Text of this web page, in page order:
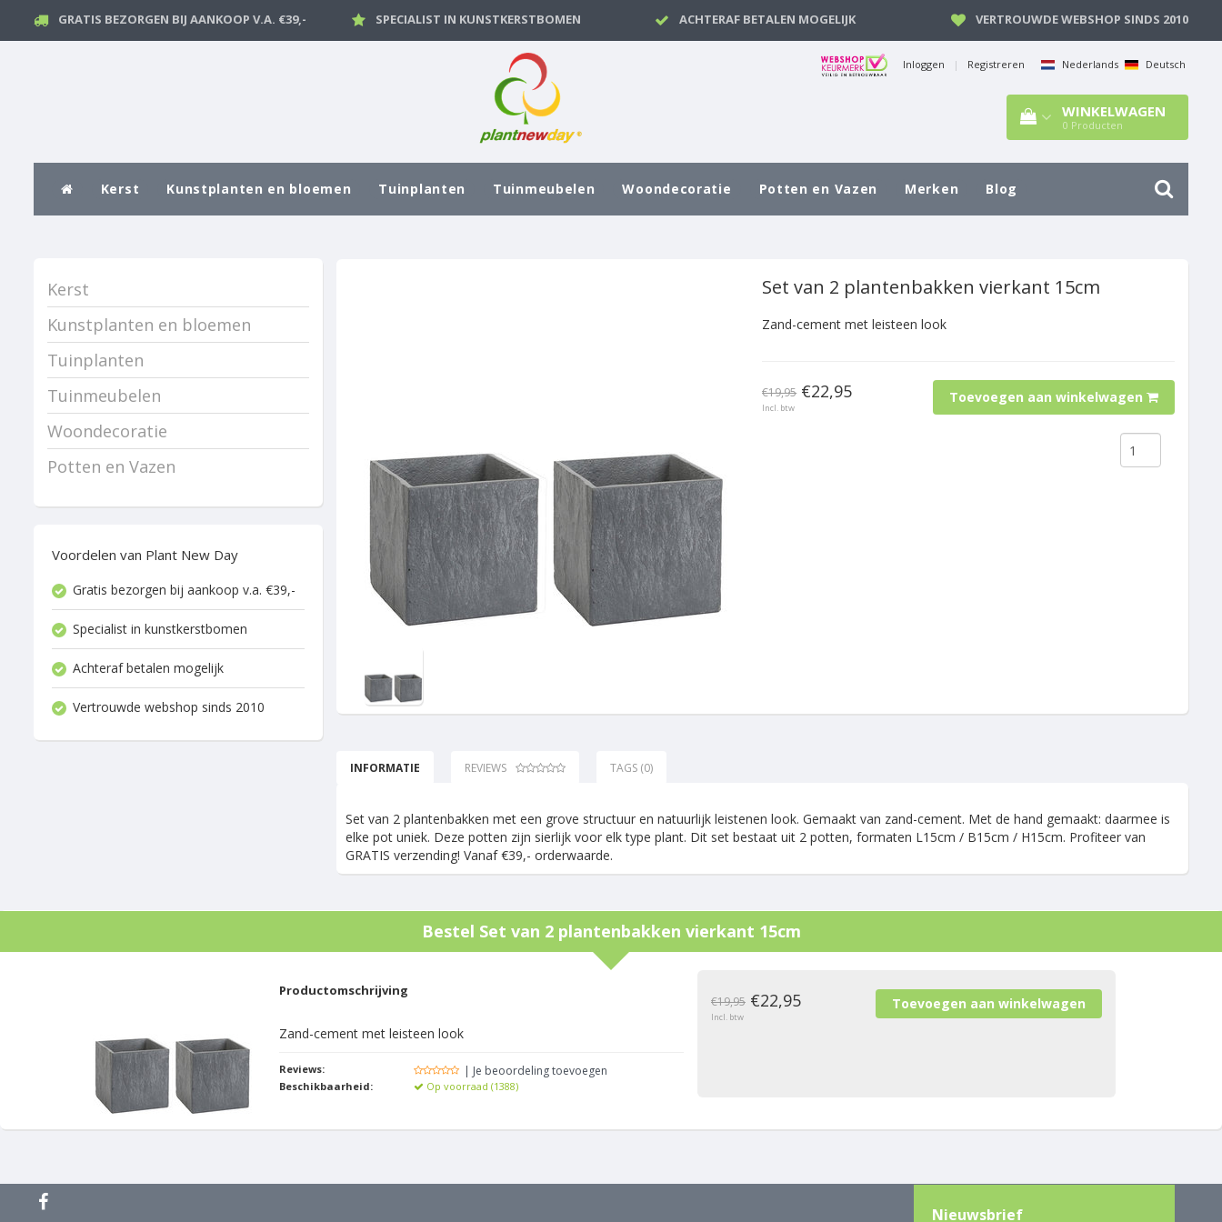
GRATIS BEZORGEN BIJ AANKOOP V.A. €39,- SPECIALIST IN KUNSTKERSTBOMEN ACHTERAF BETALEN MOGELIJK VERTROUWDE WEBSHOP SINDS 2010
Inloggen | Registreren Nederlands Deutsch
WINKELWAGEN
0 Producten
Kerst Kunstplanten en bloemen Tuinplanten Tuinmeubelen Woondecoratie Potten en Vazen Merken Blog
Kerst
Kunstplanten en bloemen
Tuinplanten
Tuinmeubelen
Woondecoratie
Potten en Vazen
Voordelen van Plant New Day
Gratis bezorgen bij aankoop v.a. €39,-
Specialist in kunstkerstbomen
Achteraf betalen mogelijk
Vertrouwde webshop sinds 2010
Set van 2 plantenbakken vierkant 15cm
Zand-cement met leisteen look
€19,95 €22,95
Incl. btw
Toevoegen aan winkelwagen
INFORMATIE REVIEWS TAGS (0)
Set van 2 plantenbakken met een grove structuur en natuurlijk leistenen look. Gemaakt van zand-cement. Met de hand gemaakt: daarmee is
elke pot uniek. Deze potten zijn sierlijk voor elk type plant. Dit set bestaat uit 2 potten, formaten L15cm / B15cm / H15cm. Profiteer van
GRATIS verzending! Vanaf €39,- orderwaarde.
Bestel Set van 2 plantenbakken vierkant 15cm
Productomschrijving
Zand-cement met leisteen look
Reviews: | Je beoordeling toevoegen
Beschikbaarheid: Op voorraad (1388)
€19,95 €22,95
Incl. btw
Nieuwsbrief